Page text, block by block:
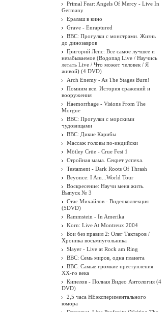
Primal Fear: Angels Of Mercy - Live In
Germany
Ералаш в кино
Grave - Enraptured
BBC: Прогулки с монстрами. Жизнь
до динозавров
Григорий Лепс: Все самое лучшее и
незабываемое (Водопад Live / Научись
летать Live / Что может человек / Я
живой) (4 DVD)
Arch Enemy - As The Stages Burn!
Помним все. История сражений и
вооружения
Haemorrhage - Visions From The
Morgue
BBC: Прогулки с морскими
чудовищами
BBC: Дикие Карибы
Массаж головы по-индийски
Mötley Crüe - Crue Fest 1
Стройная мама. Секрет успеха.
Testament - Dark Roots Of Thrash
Beyonce: I Am...World Tour
Воскресение: Научи меня жить.
Выпуск № 3
Стас Михайлов - Видеоколлекция
(5DVD)
Rammstein - In Amerika
Korn: Live At Montreux 2004
Бои без правил 2: Олег Тактаров /
Хроника восьмиугольника
Slayer - Live at Rock am Ring
BBC: Семь миров, одна планета
BBC: Самые громкие преступления
XX-го века
Кипелов - Полная Видео Антология (4
DVD)
2,5 часа НЕэкспериментального
юмора